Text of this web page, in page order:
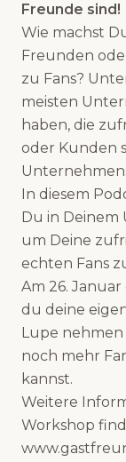
Freunde sind!
Wie machst
Freunden
zu Fans?
meisten
haben, die
oder Kunden
In diesem
Du in
um Deine
echten Fans
Am 26.
du deine
Lupe nehmen
noch mehr
kannst.
Weitere
Workshop